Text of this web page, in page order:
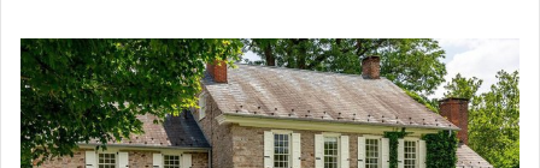
začetek. Družina se zdaj spoprijema z izzivom obnove svojega
doma, ki že desetletja ostaja nedokončan. Družina se spopada
z revščino, kar pa mami Sonji ni tuje. Revščino je že doživljala v
otroštvu, ko je živela obkrožena z alkoholizmom in nasiljem.